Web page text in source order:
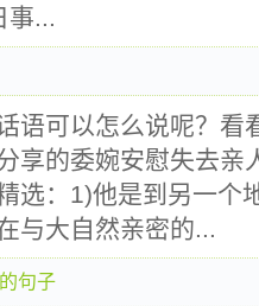
事...
语可以怎么说呢？看
享的委婉安慰失去亲
选：1)他是到另一个
与大自然亲密的...
句子